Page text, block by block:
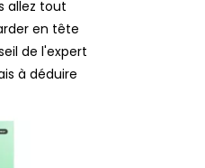
allez tout
en tête
de l'expert
à déduire